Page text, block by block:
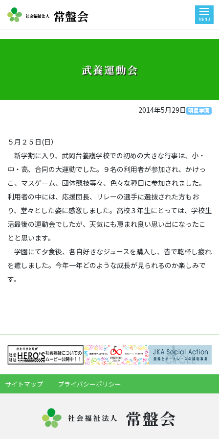
社会福祉法人 常盤会 MENU
武養運動会
2014年5月29日 明星学園
５月２５日(日）
新学期に入り、武岡台養護学校での初めの大きな行事は、小・
中・高、合同の大運動でした。９名の利用者が参加され、かけっ
こ、マスゲーム、団体競技等々、色々な種目に参加されました。
利用者の中には、応援団長、リレーの選手に選抜された方もお
り、堂々とした姿に感激しました。高校３年生にとっては、学校生
活最後の運動会でしたが、天気にも恵まれ良い思い出になったこ
とと思います。
学園にて夕食後、各自好きなジュースを購入し、皆で乾杯し疲れ
を癒しました。今年一年どのような成長が見られるのか楽しみで
す。
サイトマップ プライバシーポリシー
社会福祉法人 常盤会